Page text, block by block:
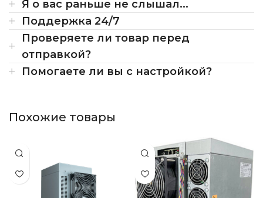
Я о вас раньше не слышал...
Поддержка 24/7
Проверяете ли товар перед
отправкой?
Помогаете ли вы с настройкой?
Похожие товары